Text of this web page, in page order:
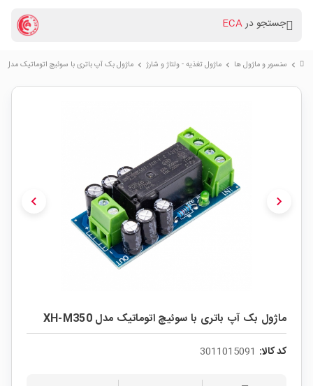
جستجو درECA
chevron_right سنسور و ماژول ها chevron_right ماژول تغذیه - ولتاژ و شارژ chevron_right ماژول بک آپ باتری با سوئیچ اتوماتیک مدل XH-M350
chevron_left chevron_right
ماژول بک آپ باتری با سوئیچ اتوماتیک مدل XH-M350
کد کالا: 3011015091